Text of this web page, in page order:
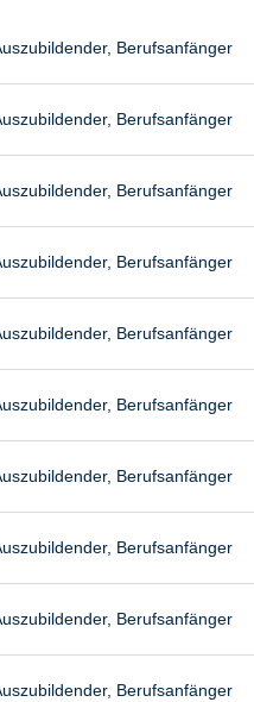
Berufsanfänger
Berufsanfänger
Berufsanfänger
Berufsanfänger
Berufsanfänger
Berufsanfänger
Berufsanfänger
Berufsanfänger
Berufsanfänger
Berufsanfänger